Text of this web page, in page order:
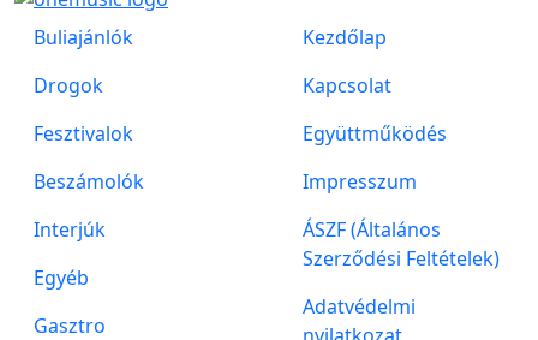
Buliajánlók
Drogok
Fesztivalok
Beszámolók
Interjúk
Egyéb
Gasztro
Kezdőlap
Kapcsolat
Együttműködés
Impresszum
ÁSZF (Általános
Szerződési Feltételek)
Adatvédelmi